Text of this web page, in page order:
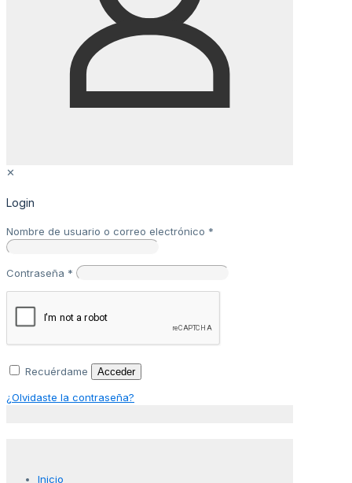
✕
Login
Nombre de usuario o correo electrónico *
Contraseña *
Recuérdame Acceder
¿Olvidaste la contraseña?
Inicio